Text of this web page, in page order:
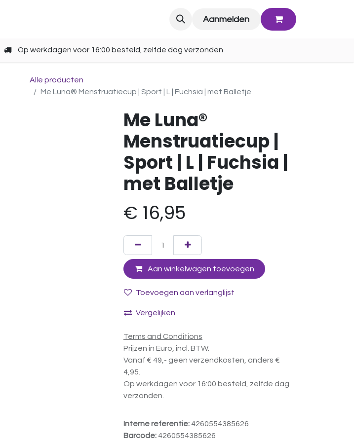
Aanmelden
Op werkdagen voor 16:00 besteld, zelfde dag verzonden
Alle producten
Me Luna® Menstruatiecup | Sport | L | Fuchsia | met Balletje
Me Luna®
Menstruatiecup |
Sport | L | Fuchsia |
met Balletje
€ 16,95
Aan winkelwagen toevoegen
Toevoegen aan verlanglijst
Vergelijken
Terms and Conditions
Prijzen in Euro, incl. BTW.
Vanaf € 49,- geen verzendkosten, anders €
4,95.
Op werkdagen voor 16:00 besteld, zelfde dag
verzonden.
Interne referentie:4260554385626
Barcode:4260554385626